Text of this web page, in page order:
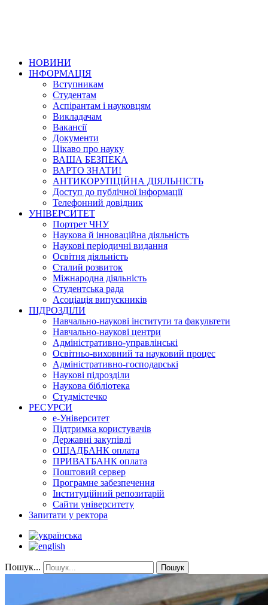
НОВИНИ
ІНФОРМАЦІЯ
Вступникам
Студентам
Аспірантам і науковцям
Викладачам
Вакансії
Документи
Цікаво про науку
ВАША БЕЗПЕКА
ВАРТО ЗНАТИ!
АНТИКОРУПЦІЙНА ДІЯЛЬНІСТЬ
Доступ до публічної інформації
Телефонний довідник
УНІВЕРСИТЕТ
Портрет ЧНУ
Наукова й інноваційна діяльність
Наукові періодичні видання
Освітня діяльність
Сталий розвиток
Міжнародна діяльність
Студентська рада
Асоціація випускників
ПІДРОЗДІЛИ
Навчально-наукові інститути та факультети
Навчально-наукові центри
Адміністративно-управлінські
Освітньо-виховний та науковий процес
Адміністративно-господарські
Наукові підрозділи
Наукова бібліотека
Студмістечко
РЕСУРСИ
е-Університет
Підтримка користувачів
Державні закупівлі
ОЩАДБАНК оплата
ПРИВАТБАНК оплата
Поштовий сервер
Програмне забезпечення
Інституційний репозитарій
Сайти університету
Запитати у ректора
Пошук... Пошук